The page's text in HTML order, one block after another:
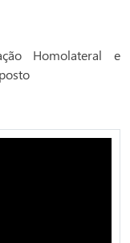
Homolateral e